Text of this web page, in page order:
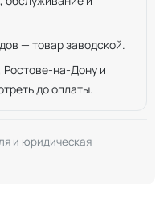
— товар заводской.
на-Дону и
до оплаты.
и юридическая